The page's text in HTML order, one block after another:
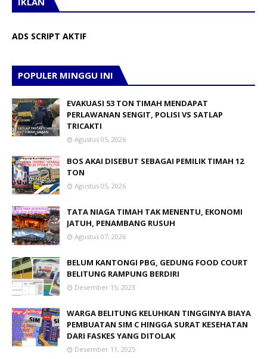
ADS SCRIPT AKTIF
POPULER MINGGU INI
EVAKUASI 53 TON TIMAH MENDAPAT
PERLAWANAN SENGIT, POLISI VS SATLAP
TRICAKTI
Agustus 05, 2026
BOS AKAI DISEBUT SEBAGAI PEMILIK TIMAH 12
TON
Agustus 05, 2026
TATA NIAGA TIMAH TAK MENENTU, EKONOMI
JATUH, PENAMBANG RUSUH
Agustus 07, 2026
BELUM KANTONGI PBG, GEDUNG FOOD COURT
BELITUNG RAMPUNG BERDIRI
Desember 15, 2023
WARGA BELITUNG KELUHKAN TINGGINYA BIAYA
PEMBUATAN SIM C HINGGA SURAT KESEHATAN
DARI FASKES YANG DITOLAK
Desember 11, 2025